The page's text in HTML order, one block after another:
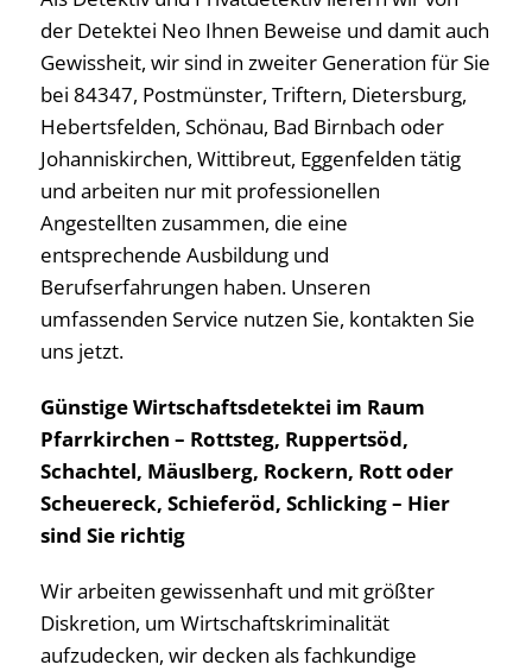
der Detektei Neo Ihnen Beweise und damit auch
Gewissheit, wir sind in zweiter Generation für Sie
bei 84347, Postmünster, Triftern, Dietersburg,
Hebertsfelden, Schönau, Bad Birnbach oder
Johanniskirchen, Wittibreut, Eggenfelden tätig
und arbeiten nur mit professionellen
Angestellten zusammen, die eine
entsprechende Ausbildung und
Berufserfahrungen haben. Unseren
umfassenden Service nutzen Sie, kontakten Sie
uns jetzt.
Günstige Wirtschaftsdetektei im Raum
Pfarrkirchen – Rottsteg, Ruppertsöd,
Schachtel, Mäuslberg, Rockern, Rott oder
Scheuereck, Schieferöd, Schlicking – Hier
sind Sie richtig
Wir arbeiten gewissenhaft und mit größter
Diskretion, um Wirtschaftskriminalität
aufzudecken, wir decken als fachkundige